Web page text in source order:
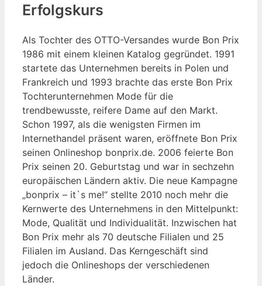
Erfolgskurs
Als Tochter des OTTO-Versandes wurde Bon Prix
1986 mit einem kleinen Katalog gegründet. 1991
startete das Unternehmen bereits in Polen und
Frankreich und 1993 brachte das erste Bon Prix
Tochterunternehmen Mode für die
trendbewusste, reifere Dame auf den Markt.
Schon 1997, als die wenigsten Firmen im
Internethandel präsent waren, eröffnete Bon Prix
seinen Onlineshop bonprix.de. 2006 feierte Bon
Prix seinen 20. Geburtstag und war in sechzehn
europäischen Ländern aktiv. Die neue Kampagne
„bonprix – it`s me!“ stellte 2010 noch mehr die
Kernwerte des Unternehmens in den Mittelpunkt:
Mode, Qualität und Individualität. Inzwischen hat
Bon Prix mehr als 70 deutsche Filialen und 25
Filialen im Ausland. Das Kerngeschäft sind
jedoch die Onlineshops der verschiedenen
Länder.